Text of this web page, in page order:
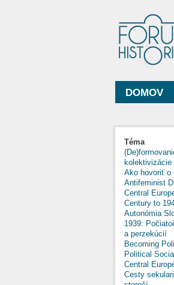
Hlavné menu
DOMOV
Téma
kolektivizácie
Ako hovoriť o
Antifeminist
Central
Century to
Autonómia
1939:
a perzekúcií
Becoming
Political
Central
Cesty